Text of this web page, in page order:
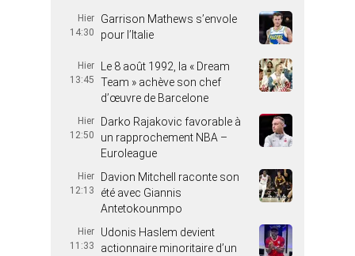
Hier
14:30
Garrison Mathews s’envole
pour l’Italie
Hier
13:45
Le 8 août 1992, la « Dream
Team » achève son chef
d’œuvre de Barcelone
Hier
12:50
Darko Rajakovic favorable à
un rapprochement NBA –
Euroleague
Hier
12:13
Davion Mitchell raconte son
été avec Giannis
Antetokounmpo
Hier
11:33
Udonis Haslem devient
actionnaire minoritaire d’un